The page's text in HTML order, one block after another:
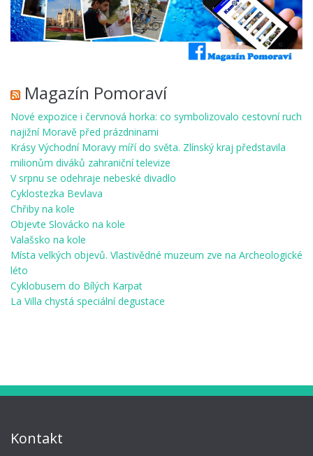
Magazín Pomoraví
Nové expozice i červnová horka: co symbolizovalo cestovní ruch
najižní Moravě před prázdninami
Krásy Východní Moravy míří do světa. Zlínský kraj představila
milionům diváků zahraniční televize
V srpnu se odehraje nebeské divadlo
Cyklostezka Bevlava
Chřiby na kole
Objevte Slovácko na kole
Valašsko na kole
Místa velkých objevů. Vlastivědné muzeum zve na Archeologické
léto
Cyklobusem do Bílých Karpat
La Villa chystá speciální degustace
Kontakt